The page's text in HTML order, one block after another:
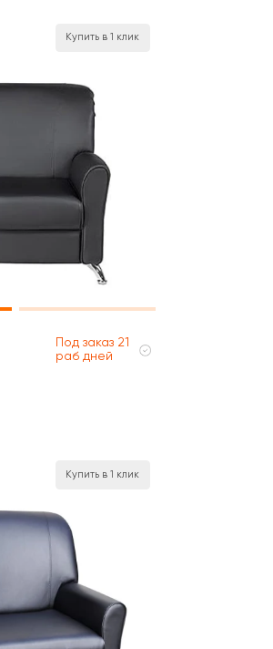
Купить в 1 клик
Под заказ 21
раб дней
Купить в 1 клик